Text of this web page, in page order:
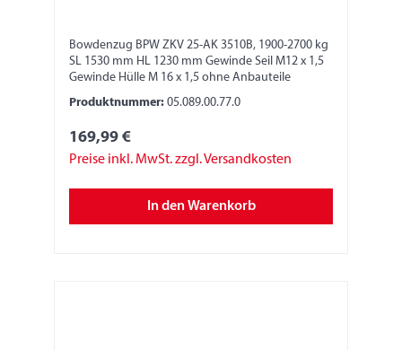
Bowdenzug BPW ZKV 25-AK 3510B, 1900-2700 kg
SL 1530 mm HL 1230 mm Gewinde Seil M12 x 1,5
Gewinde Hülle M 16 x 1,5 ohne Anbauteile
Produktnummer: 05.089.00.77.0
169,99 €
Preise inkl. MwSt. zzgl. Versandkosten
In den Warenkorb